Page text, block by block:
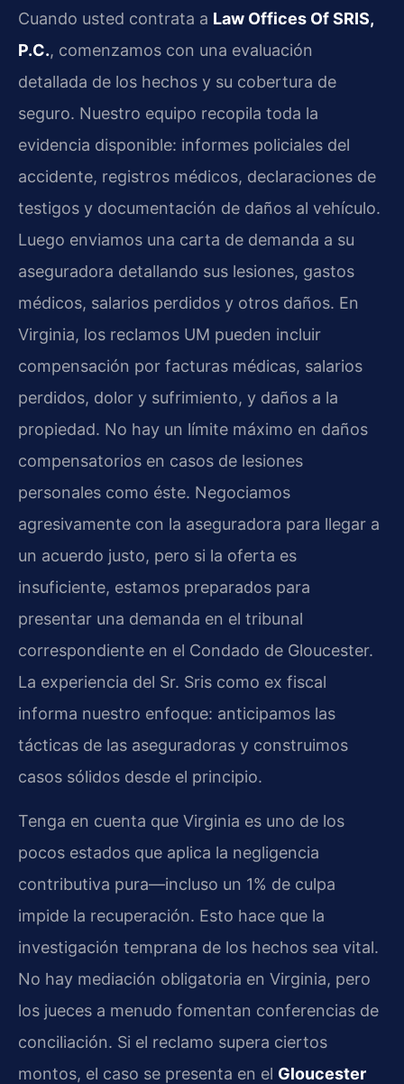
Cuando usted contrata a Law Offices Of SRIS,
P.C., comenzamos con una evaluación
detallada de los hechos y su cobertura de
seguro. Nuestro equipo recopila toda la
evidencia disponible: informes policiales del
accidente, registros médicos, declaraciones de
testigos y documentación de daños al vehículo.
Luego enviamos una carta de demanda a su
aseguradora detallando sus lesiones, gastos
médicos, salarios perdidos y otros daños. En
Virginia, los reclamos UM pueden incluir
compensación por facturas médicas, salarios
perdidos, dolor y sufrimiento, y daños a la
propiedad. No hay un límite máximo en daños
compensatorios en casos de lesiones
personales como éste. Negociamos
agresivamente con la aseguradora para llegar a
un acuerdo justo, pero si la oferta es
insuficiente, estamos preparados para
presentar una demanda en el tribunal
correspondiente en el Condado de Gloucester.
La experiencia del Sr. Sris como ex fiscal
informa nuestro enfoque: anticipamos las
tácticas de las aseguradoras y construimos
casos sólidos desde el principio.
Tenga en cuenta que Virginia es uno de los
pocos estados que aplica la negligencia
contributiva pura—incluso un 1% de culpa
impide la recuperación. Esto hace que la
investigación temprana de los hechos sea vital.
No hay mediación obligatoria en Virginia, pero
los jueces a menudo fomentan conferencias de
conciliación. Si el reclamo supera ciertos
montos, el caso se presenta en el Gloucester